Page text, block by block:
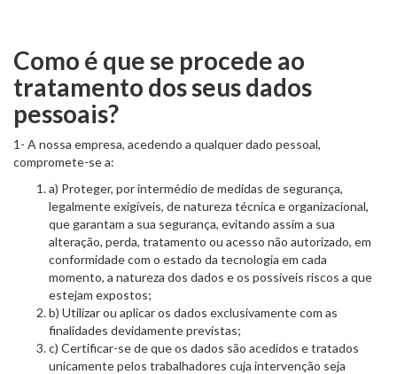
Como é que se procede ao
tratamento dos seus dados
pessoais?
1- A nossa empresa, acedendo a qualquer dado pessoal,
compromete-se a:
a) Proteger, por intermédio de medidas de segurança,
legalmente exigíveis, de natureza técnica e organizacional,
que garantam a sua segurança, evitando assim a sua
alteração, perda, tratamento ou acesso não autorizado, em
conformidade com o estado da tecnologia em cada
momento, a natureza dos dados e os possíveis riscos a que
estejam expostos;
b) Utilizar ou aplicar os dados exclusivamente com as
finalidades devidamente previstas;
c) Certificar-se de que os dados são acedidos e tratados
unicamente pelos trabalhadores cuja intervenção seja